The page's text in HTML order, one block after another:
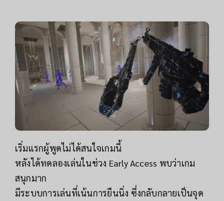
เริ่มแรกผู้พูดไม่ได้สนใจเกมนี้
หลังได้ทดลองเล่นในช่วง Early Access พบว่าเกม
สนุกมาก
มีระบบการเล่นที่เน้นการยืนนิ่ง ซึ่งกลับกลายเป็นจุด